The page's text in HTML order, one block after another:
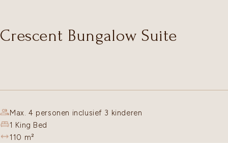
Crescent Bungalow Suite
Max. 4 personen inclusief 3 kinderen
1 King Bed
110 m²